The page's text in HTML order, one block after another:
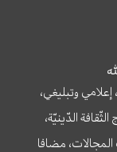
وتبليغي،
الدّينيّة،
مضافا